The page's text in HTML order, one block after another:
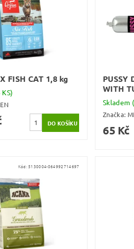
FISH CAT 1,8 kg
PUSSY
WITH
Skladem
Značka:
65 Kč
Kód:5130004-064992714697